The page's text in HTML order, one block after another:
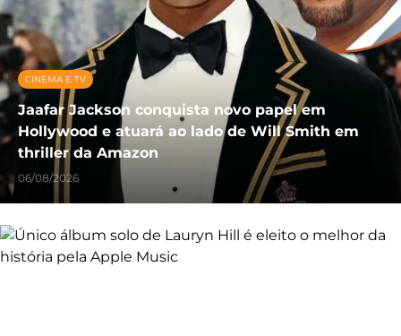
CINEMA E TV
Jaafar Jackson conquista novo papel em
Hollywood e atuará ao lado de Will Smith em
thriller da Amazon
06/08/2026